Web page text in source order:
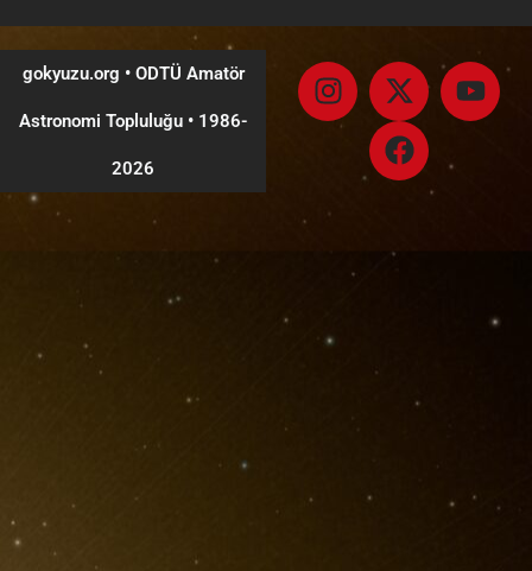
gokyuzu.org • ODTÜ Amatör
Astronomi Topluluğu •1986-
2026